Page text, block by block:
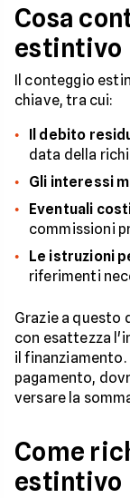
Cosa
estintivo
Il conteggio
chiave, tra cui:
Il debito
data della
Gli interessi
Eventuali
commissioni
Le istruzioni
riferimenti
Grazie a questo
con esattezza
il finanziamento.
pagamento,
versare la
Come
estintivo